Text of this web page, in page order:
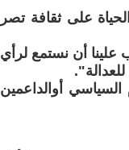
على ثقافة تصر
علينا أن نستمع لرأي
أوالداعمين